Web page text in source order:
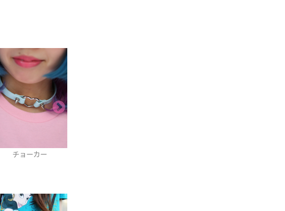
スマフォカバー